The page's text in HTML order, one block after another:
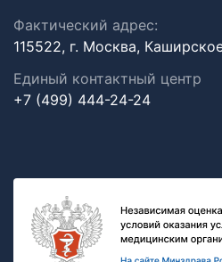
Фактический адрес:
115522, г. Москва,
Единый контактный центр
+7 (499) 444-24-24